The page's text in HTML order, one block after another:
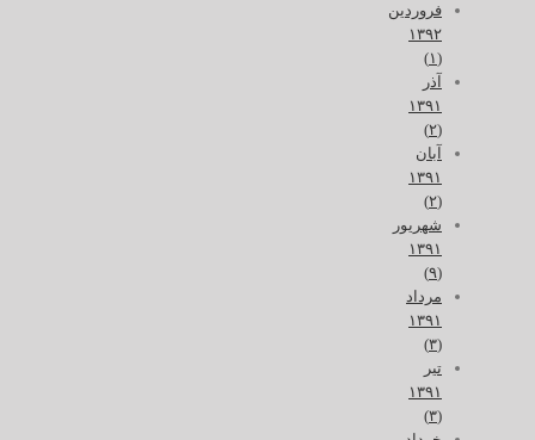
فروردین
۱۳۹۲
(۱)
آذر
۱۳۹۱
(۲)
آبان
۱۳۹۱
(۲)
شهریور
۱۳۹۱
(۹)
مرداد
۱۳۹۱
(۳)
تیر
۱۳۹۱
(۳)